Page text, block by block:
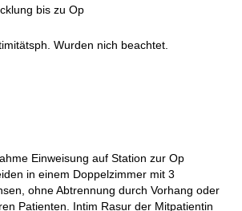
bis zu Op
Wurden nich beachtet.
Einweisung auf Station zur Op
in einem Doppelzimmer mit 3
ohne Abtrennung durch Vorhang oder
Patienten. Intim Rasur der Mitpatientin